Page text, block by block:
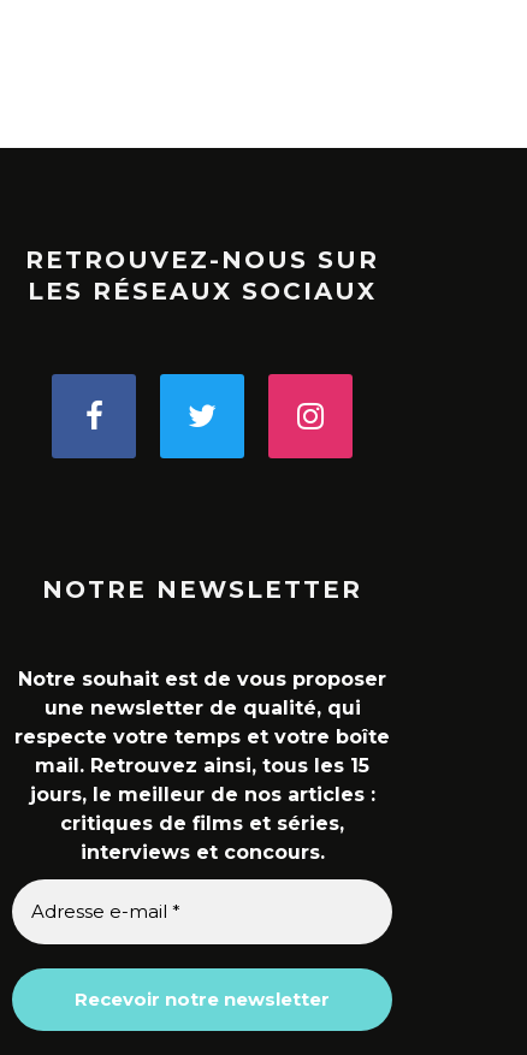
RETROUVEZ-NOUS SUR
LES RÉSEAUX SOCIAUX
NOTRE NEWSLETTER
Notre souhait est de vous proposer
une newsletter de qualité, qui
respecte votre temps et votre boîte
mail. Retrouvez ainsi, tous les 15
jours, le meilleur de nos articles :
critiques de films et séries,
interviews et concours.